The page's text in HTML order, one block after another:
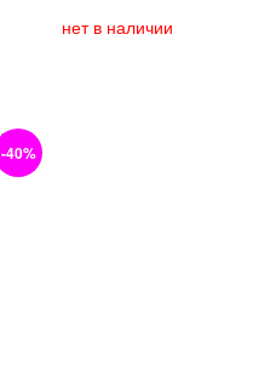
нет в наличии
-40%